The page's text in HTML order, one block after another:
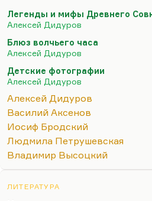
а большую часть — просто
великих.
Вот он Бродского один раз
ковбойке. Он хорошо
рассказывал), как Полевой
заменить в стихотворении
народ» или «пьющий народ»,
обрадовался, что у него
это стихотворение (надо
чудовищное…
Легенды и мифы Древнего
Алексей Дидуров
Блюз волчьего часа
Алексей Дидуров
Детские фотографии
Алексей Дидуров
Алексей Дидуров
Василий Аксенов
Иосиф Бродский
Людмила Петрушевская
Владимир Высоцкий
ЛИТЕРАТУРА